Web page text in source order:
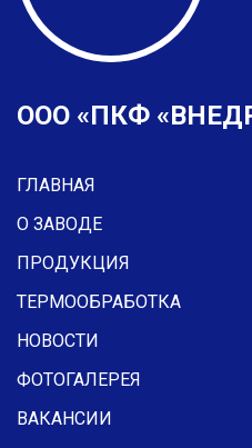
ООО «ПКФ
ГЛАВНАЯ
О ЗАВОДЕ
ПРОДУКЦИЯ
ТЕРМООБРАБОТКА
НОВОСТИ
ФОТОГАЛЕРЕЯ
ВАКАНСИИ